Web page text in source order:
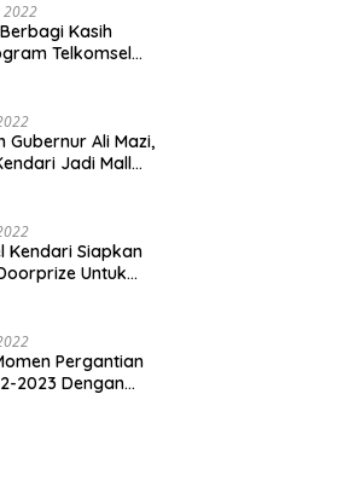
2022
Kasih
Telkomsel
Gubernur Ali Mazi,
Jadi Mall
Kendari Siapkan
Untuk
Pergantian
2023 Dengan